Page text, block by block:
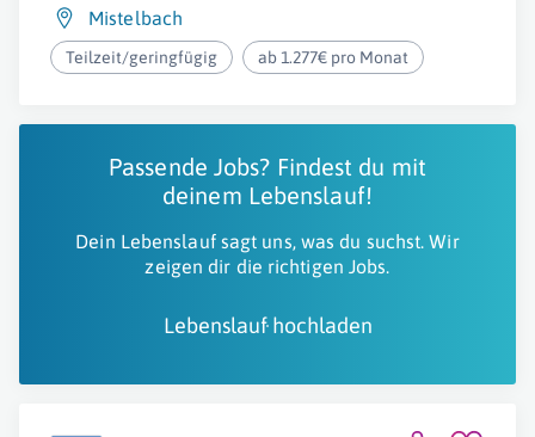
Mistelbach
Teilzeit/geringfügig ab 1.277€ pro Monat
Passende Jobs? Findest du mit
deinem Lebenslauf!
Dein Lebenslauf sagt uns, was du suchst. Wir
zeigen dir die richtigen Jobs.
Lebenslauf hochladen